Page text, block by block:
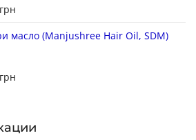
грн
масло (Manjushree Hair Oil, SDM)
грн